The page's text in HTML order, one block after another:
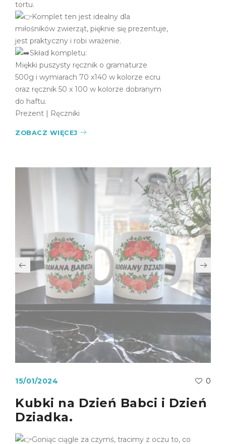
tortu.
Komplet ten jest idealny dla
miłośników zwierząt, pięknie się prezentuje,
jest praktyczny i robi wrażenie.
Skład kompletu:
Miękki puszysty ręcznik o gramaturze
500g i wymiarach 70 x140 w kolorze ecru
oraz ręcznik 50 x 100 w kolorze dobranym
do haftu.
Prezent | Ręczniki
ZOBACZ WIĘCEJ
15/01/2024 0
Kubki na Dzień Babci i Dzień
Dziadka.
Goniąc ciągle za czymś, tracimy z oczu to, co